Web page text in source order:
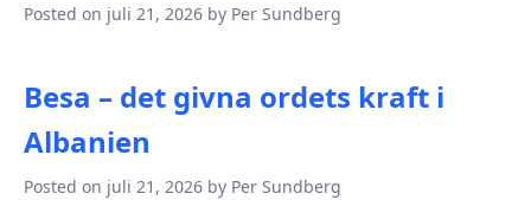
Posted on juli 21, 2026 by Per Sundberg
Besa – det givna ordets kraft i
Albanien
Posted on juli 21, 2026 by Per Sundberg